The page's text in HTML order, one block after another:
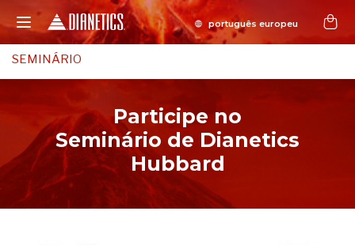
SEMINÁRIO
Participe no
Seminário de Dianetics
Hubbard